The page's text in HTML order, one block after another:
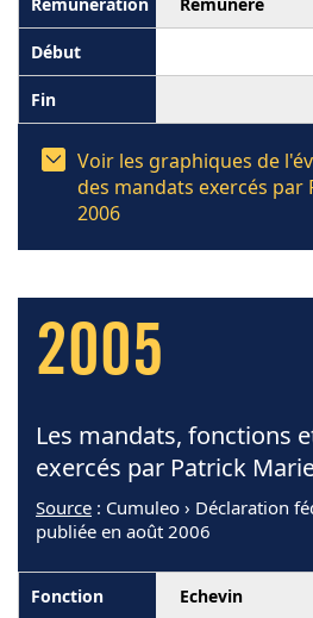
Voir les graphiques de
des mandats exercés par
2006
2005
Les mandats, fonctions
exercés par Patrick
Source : Cumuleo › Déclaration
publiée en août 2006
Echevin